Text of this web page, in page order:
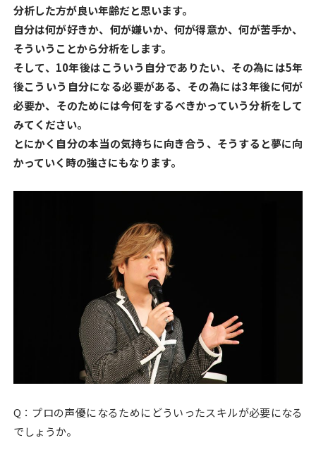
分析した方が良い年齢だと思います。
自分は何が好きか、何が嫌いか、何が得意か、何が苦手か、
そういうことから分析をします。
そして、10年後はこういう自分でありたい、その為には5年
後こういう自分になる必要がある、その為には3年後に何が
必要か、そのためには今何をするべきかっていう分析をして
みてください。
とにかく自分の本当の気持ちに向き合う、そうすると夢に向
かっていく時の強さにもなります。
Q：プロの声優になるためにどういったスキルが必要になる
でしょうか。